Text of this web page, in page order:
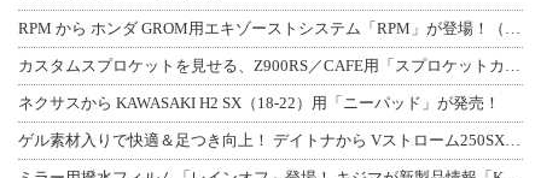
ネクサスから KAWASAKI H2 SX（18-22）用「ニーパッド」が発売！